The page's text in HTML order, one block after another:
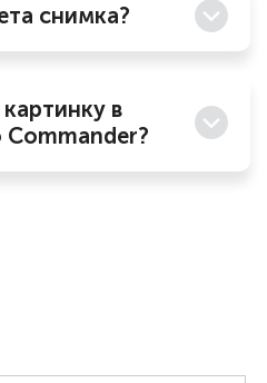
снимка?
в